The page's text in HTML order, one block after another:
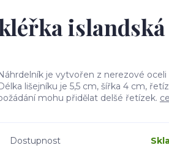
islandská
je vytvořen z nerezové
lišejníku je 5,5 cm, šířka 4 cm,
mohu přidělat delšé řetízek.
Dostupnost